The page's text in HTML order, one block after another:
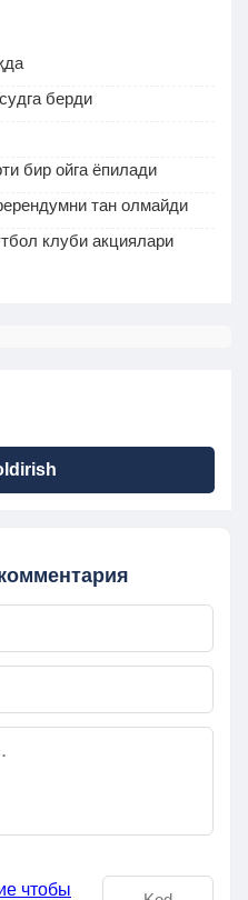
берди
бир ойга ёпилади
тан олмайди
клуби акциялари